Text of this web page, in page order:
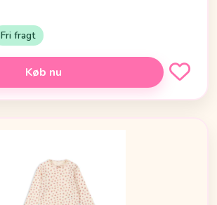
Fri fragt
Køb nu